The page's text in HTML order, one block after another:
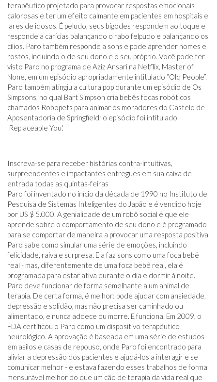
terapêutico projetado para provocar respostas emocionais
calorosas e ter um efeito calmante em pacientes em hospitais e
lares de idosos. É peludo, seus bigodes respondem ao toque e
responde a carícias balançando o rabo felpudo e balançando os
cílios. Paro também responde a sons e pode aprender nomes e
rostos, incluindo o de seu dono e o seu próprio. Você pode ter
visto Paro no programa de Aziz Ansari na Netflix, Master of
None, em um episódio apropriadamente intitulado “Old People”.
Paro também atingiu a cultura pop durante um episódio de Os
Simpsons, no qual Bart Simpson cria bebês focas robóticos
chamados Robopets para animar os moradores do Castelo de
Aposentadoria de Springfield; o episódio foi intitulado
'Replaceable You'.
Inscreva-se para receber histórias contra-intuitivas,
surpreendentes e impactantes entregues em sua caixa de
entrada todas as quintas-feiras
Paro foi inventado no início da década de 1990 no Instituto de
Pesquisa de Sistemas Inteligentes do Japão e é vendido hoje
por US $ 5.000. A genialidade de um robô social é que ele
aprende sobre o comportamento de seu dono e é programado
para se comportar de maneira a provocar uma resposta positiva.
Paro sabe como simular uma série de emoções, incluindo
felicidade, raiva e surpresa. Ela faz sons como uma foca bebê
real - mas, diferentemente de uma foca bebê real, ela é
programada para estar ativa durante o dia e dormir à noite.
Paro deve funcionar de forma semelhante a um animal de
terapia. De certa forma, é melhor: pode ajudar com ansiedade,
depressão e solidão, mas não precisa ser caminhado ou
alimentado, e nunca adoece ou morre. E funciona. Em 2009, o
FDA certificou o Paro como um dispositivo terapêutico
neurológico. A aprovação é baseada em uma série de estudos
em asilos e casas de repouso, onde Paro foi encontrado para
aliviar a depressão dos pacientes e ajudá-los a interagir e se
comunicar melhor - e estava fazendo esses trabalhos de forma
mensurável melhor do que um cão de terapia da vida real que